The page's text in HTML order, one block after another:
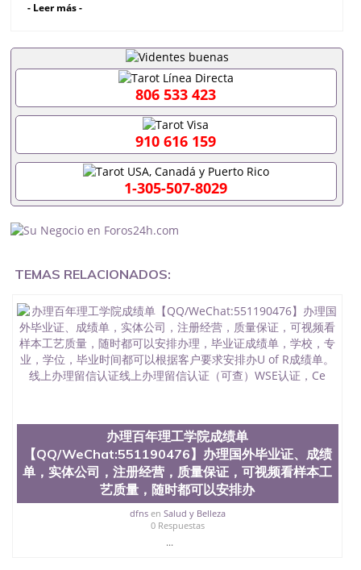
留信网认证办理留服认证办理学历认证办理学生卡办
凭办理英国文凭办理加拿大文凭办理德国文凭 一、快
速办理材料： 1、毕业证+成绩单+留学回国人员证明
+教育部认证,录取通知书，雅思。（全套留学回国必
备证明材料，给父母及亲朋好友一份完美交代）；
2、雅思、托福，OFFER，在读证明，学生卡等留学
相关材料（申请学校、转学，甚至是申请工签都可以
用到）。 注：上述材料，随时都可以安排办理，毕业
证成绩单，学校，专业，学位，毕业时间都可以根据
客户要求安排。 国内找工作假的毕业证可以用吗
551190476假的毕业证成绩单可以办学历认证吗
551190476要定居国外需要办理什么材料551190476
国企/事业单位需要些什么材料551190476办理假毕业
办学历认证吗,您是否因为中途辍学、挂科而没有正常
外551190476您是否因没正常毕业而导致回国得不到
教育部认证在校挂科了不想读了,成绩不理想毕不了业
怎么办551190476找工作没有文凭怎么办,怎么办理本
科/研究生文凭551190476如何办理本科/硕士毕业证
551190476网上买文凭可靠吗551190476哪里可以买
国外文凭551190476国外本科毕业证怎么办理
证551190476哪里可以办理澳洲毕业证551190476留
学生在哪里可以买假毕业证551190476哪里可以办理
加拿大毕业证551190476申请学校办理假的毕业证成
绩单可以吗551190476哪里可以办理水印成绩单
551190476哪里可以修改成绩单GPA分数551190476
假毕业证能查出来吗551190476假文凭网上能查到吗
551190476 如何拿到国外毕业证QQ微信551190476办
假大学毕业证QQ微信551190476国外毕业证去哪认证
QQ微信551190476找毕业证封皮QQ微信551190476国
- Leer más -
806 533 423
910 616 159
1-305-507-8029
TEMAS RELACIONADOS:
办理百年理工学院成绩单
【QQ/WeChat:551190476】办理国外毕业证、成绩
单，实体公司，注册经营，质量保证，可视频看样本工
艺质量，随时都可以安排办
dfnsen Salud y Belleza
0 Respuestas
...